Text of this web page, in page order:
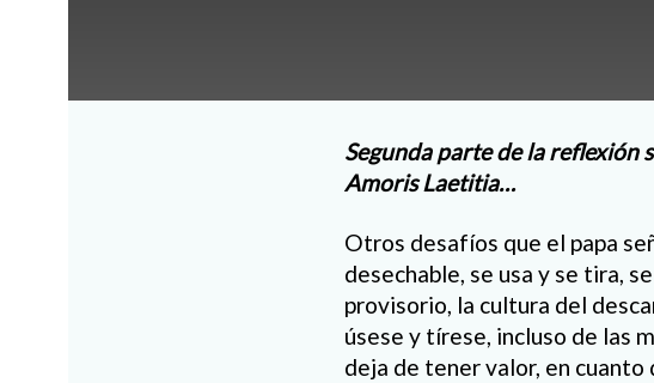
Segunda parte de la reflexión
Amoris Laetitia…
Otros desafíos que el papa
desechable, se usa y se tira,
provisorio, la cultura del
úsese y tírese, incluso de las
deja de tener valor, en